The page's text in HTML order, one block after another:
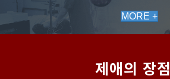
MORE +
제애의 장점